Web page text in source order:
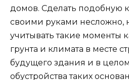
домов. Сделать подобную
своими руками несложно,
учитывать такие моменты
грунта и климата в месте
будущего здания и в
обустройства таких